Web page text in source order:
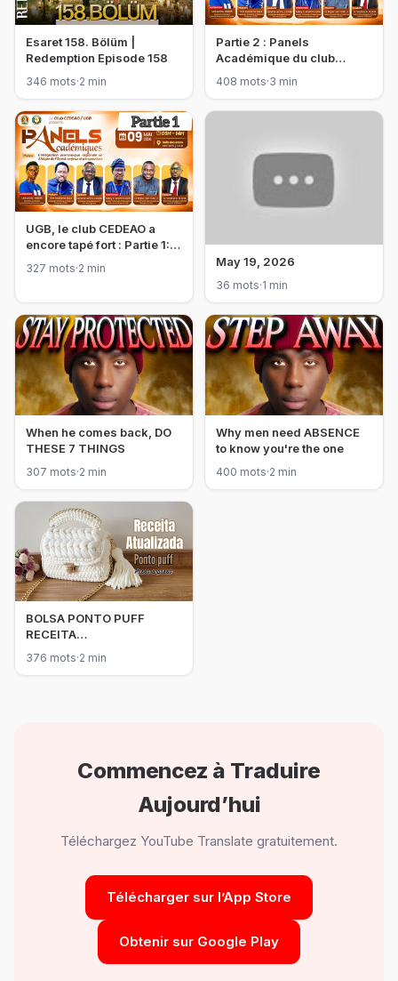
Esaret 158. Bölüm |
Redemption Episode 158
346 mots·2 min
Partie 2 : Panels
Académique du club
408 mots·3 min
UGB, le club CEDEAO a
encore tapé fort : Partie 1:
UGB 2026 |
327 mots·2 min May 19, 2026
36 mots·1 min
When he comes back, DO
THESE 7 THINGS
307 mots·2 min
Why men need ABSENCE
to know you're the one
400 mots·2 min
BOLSA PONTO PUFF
RECEITA
CROCHÊ COM PONTO
376 mots·2 min
Commencez à Traduire
Aujourd’hui
Téléchargez YouTube Translate gratuitement.
Télécharger sur l’App Store
Obtenir sur Google Play